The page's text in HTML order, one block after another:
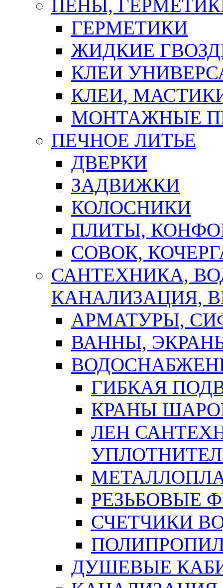
ПЕНЫ,
ГЕРМЕТИКИ
ЖИДКИЕ
КЛЕИ
КЛЕИ,
МОНТАЖНЫЕ
ПЕЧНОЕ ЛИТЬЕ
ДВЕРКИ
ЗАДВИЖКИ
КОЛОСНИКИ
ПЛИТЫ,
СОВОК,
САНТЕХНИКА,
КАНАЛИЗАЦИЯ,
АРМАТУРЫ,
ВАННЫ,
ГИБКАЯ
КРАНЫ
ЛЕН
РЕЗЬБОВЫЕ
СЧЕТЧИКИ
ДУШЕВЫЕ